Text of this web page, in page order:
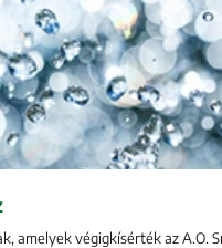
amelyek végigkísérték az A.O.